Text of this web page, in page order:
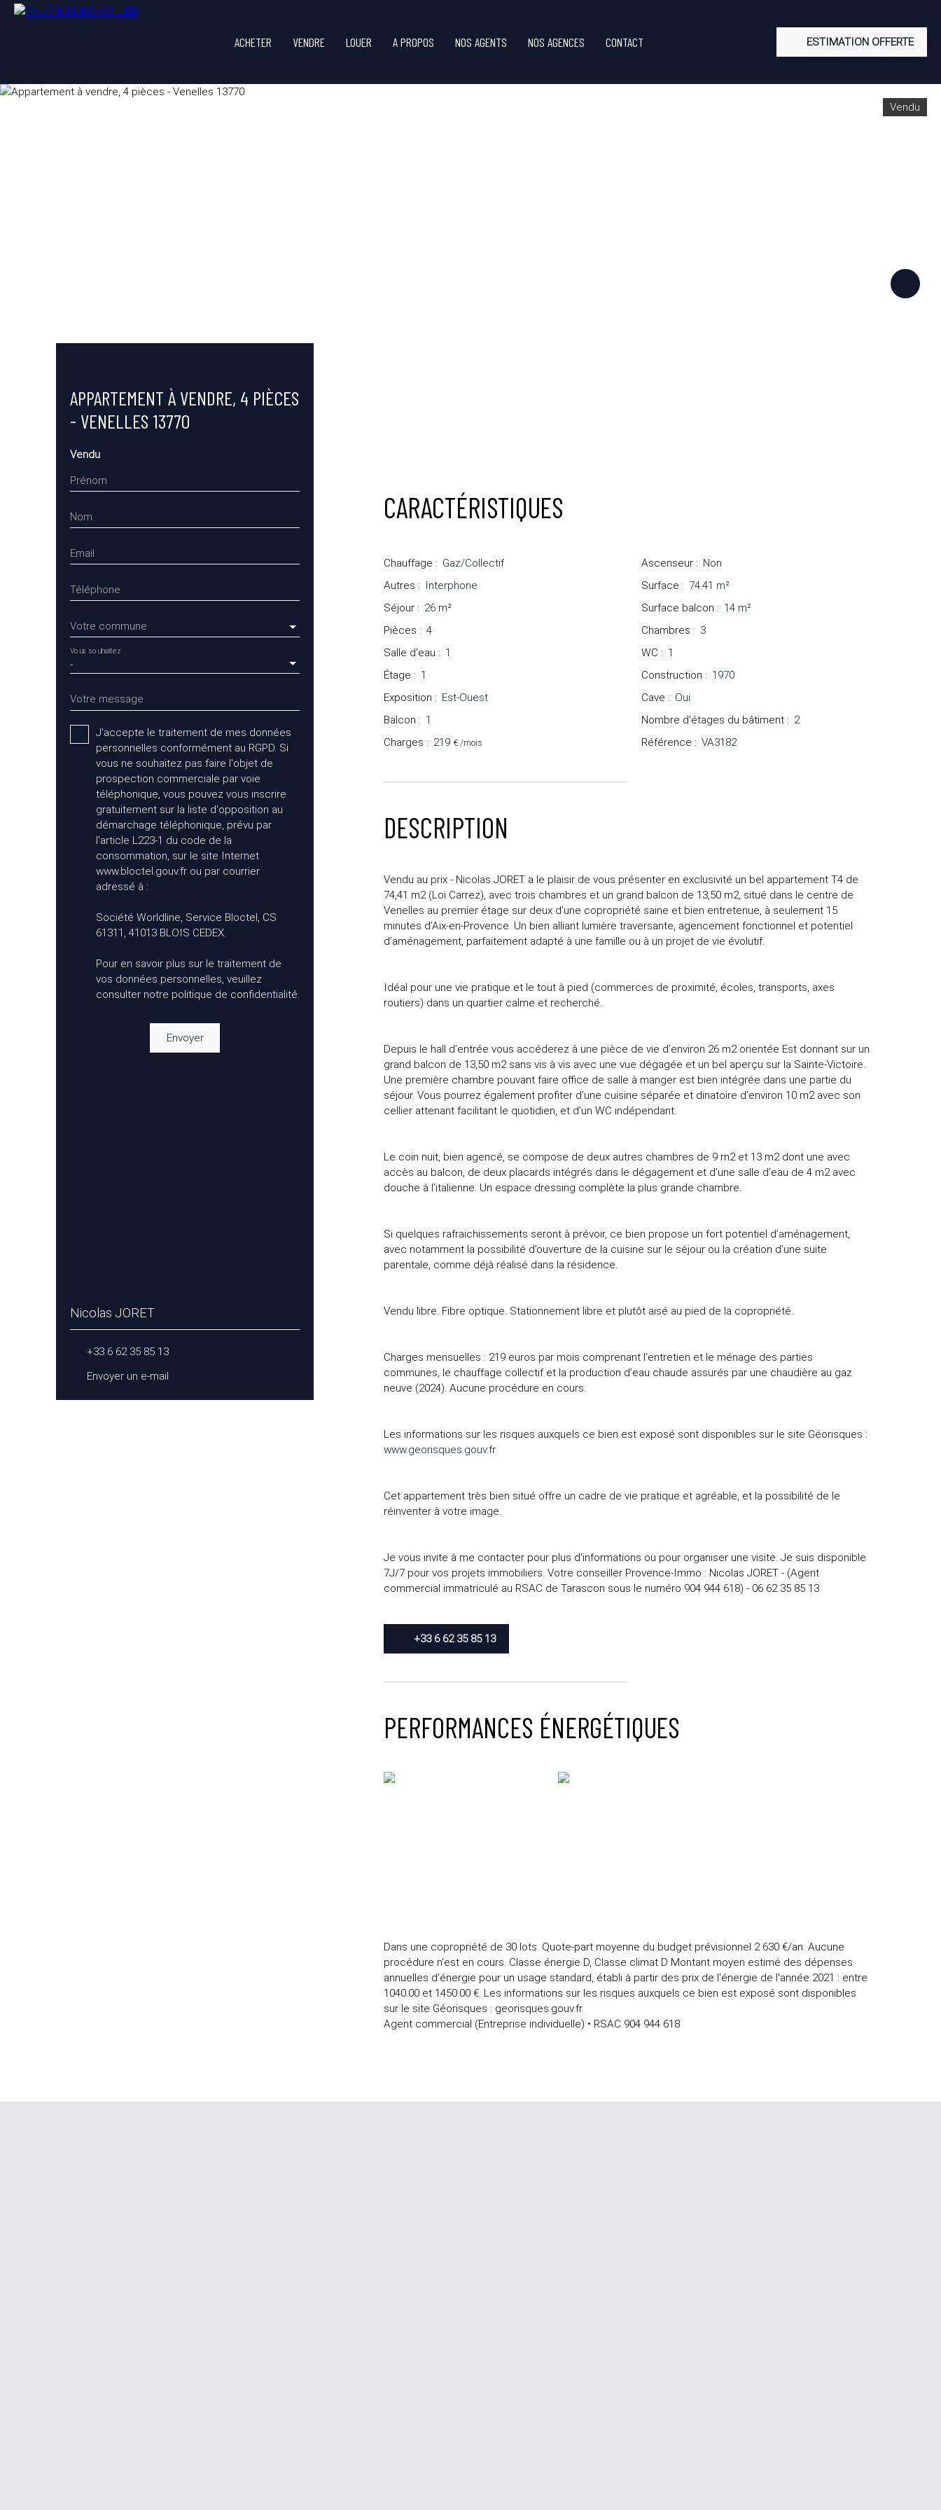
ACHETER VENDRE LOUER A PROPOS NOS AGENTS NOS AGENCES CONTACT ESTIMATION OFFERTE
Vendu
APPARTEMENT À VENDRE, 4 PIÈCES
- VENELLES 13770
Vendu
Prénom
Nom
Email
Téléphone
Votre commune
-
Vous souhaitez
Votre message
J'accepte le traitement de mes données
personnelles conformément au RGPD. Si
vous ne souhaitez pas faire l'objet de
prospection commerciale par voie
téléphonique, vous pouvez vous inscrire
gratuitement sur la liste d'opposition au
démarchage téléphonique, prévu par
l'article L223-1 du code de la
consommation, sur le site Internet
www.bloctel.gouv.fr ou par courrier
adressé à :
Société Worldline, Service Bloctel, CS
61311, 41013 BLOIS CEDEX.
Pour en savoir plus sur le traitement de
vos données personnelles, veuillez
consulter notre politique de confidentialité.
Envoyer
Nicolas JORET
+33 6 62 35 85 13
Envoyer un e-mail
CARACTÉRISTIQUES
Chauffage : Gaz/Collectif Ascenseur : Non
Autres : Interphone Surface : 74.41 m²
Séjour : 26 m² Surface balcon : 14 m²
Pièces : 4 Chambres : 3
Salle d'eau : 1 WC : 1
Étage : 1 Construction : 1970
Exposition : Est-Ouest Cave : Oui
Balcon : 1 Nombre d'étages du bâtiment : 2
Charges : 219 € /mois Référence : VA3182
DESCRIPTION
Vendu au prix - Nicolas JORET a le plaisir de vous présenter en exclusivité un bel appartement T4 de
74,41 m2 (Loi Carrez), avec trois chambres et un grand balcon de 13,50 m2, situé dans le centre de
Venelles au premier étage sur deux d’une copropriété saine et bien entretenue, à seulement 15
minutes d’Aix-en-Provence. Un bien alliant lumière traversante, agencement fonctionnel et potentiel
d’aménagement, parfaitement adapté à une famille ou à un projet de vie évolutif.
Idéal pour une vie pratique et le tout à pied (commerces de proximité, écoles, transports, axes
routiers) dans un quartier calme et recherché.
Depuis le hall d’entrée vous accéderez à une pièce de vie d’environ 26 m2 orientée Est donnant sur un
grand balcon de 13,50 m2 sans vis à vis avec une vue dégagée et un bel aperçu sur la Sainte-Victoire.
Une première chambre pouvant faire office de salle à manger est bien intégrée dans une partie du
séjour. Vous pourrez également profiter d’une cuisine séparée et dinatoire d’environ 10 m2 avec son
cellier attenant facilitant le quotidien, et d’un WC indépendant.
Le coin nuit, bien agencé, se compose de deux autres chambres de 9 m2 et 13 m2 dont une avec
accès au balcon, de deux placards intégrés dans le dégagement et d’une salle d’eau de 4 m2 avec
douche à l’italienne. Un espace dressing complète la plus grande chambre.
Si quelques rafraichissements seront à prévoir, ce bien propose un fort potentiel d’aménagement,
avec notamment la possibilité d’ouverture de la cuisine sur le séjour ou la création d’une suite
parentale, comme déjà réalisé dans la résidence.
Vendu libre. Fibre optique. Stationnement libre et plutôt aisé au pied de la copropriété.
Charges mensuelles : 219 euros par mois comprenant l’entretien et le ménage des parties
communes, le chauffage collectif et la production d’eau chaude assurés par une chaudière au gaz
neuve (2024). Aucune procédure en cours.
Les informations sur les risques auxquels ce bien est exposé sont disponibles sur le site Géorisques :
www.georisques.gouv.fr
Cet appartement très bien situé offre un cadre de vie pratique et agréable, et la possibilité de le
réinventer à votre image.
Je vous invite à me contacter pour plus d'informations ou pour organiser une visite. Je suis disponible
7J/7 pour vos projets immobiliers. Votre conseiller Provence-Immo : Nicolas JORET - (Agent
commercial immatriculé au RSAC de Tarascon sous le numéro 904 944 618) - 06 62 35 85 13
+33 6 62 35 85 13
PERFORMANCES ÉNERGÉTIQUES
Dans une copropriété de 30 lots. Quote-part moyenne du budget prévisionnel 2 630 €/an. Aucune
procédure n'est en cours. Classe énergie D, Classe climat D Montant moyen estimé des dépenses
annuelles d'énergie pour un usage standard, établi à partir des prix de l'énergie de l'année 2021 : entre
1040.00 et 1450.00 €. Les informations sur les risques auxquels ce bien est exposé sont disponibles
sur le site Géorisques : georisques.gouv.fr.
Agent commercial (Entreprise individuelle) • RSAC 904 944 618